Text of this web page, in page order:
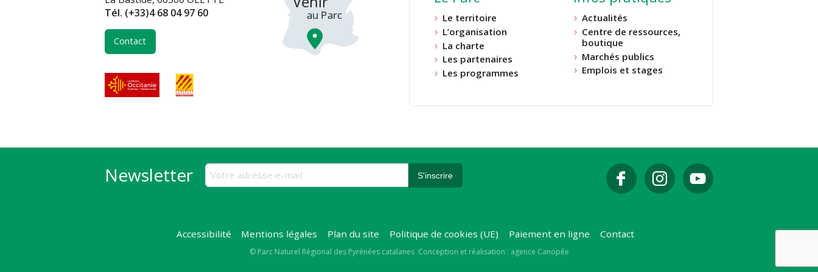
Tél. (+33)4 68 04 97 60
Contact
Le territoire
L’organisation
La charte
Les partenaires
Les programmes
Actualités
Centre de ressources,
boutique
Marchés publics
Emplois et stages
Newsletter
Accessibilité Mentions légales Plan du site Politique de cookies (UE) Paiement en ligne Contact
Copyright
© Parc Naturel Régional des Pyrénées catalanes Conception et réalisation : agence Canopée